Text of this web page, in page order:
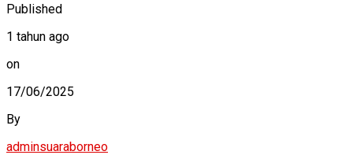
Published
1 tahun ago
on
17/06/2025
By
adminsuaraborneo